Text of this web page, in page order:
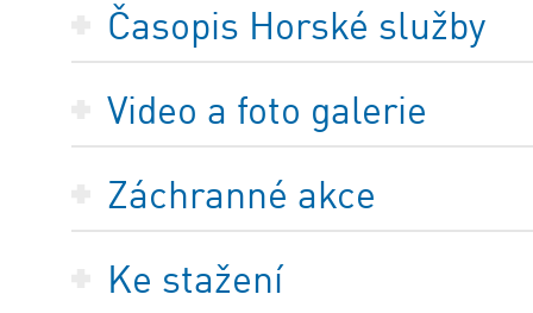
Časopis Horské služby
Video a foto galerie
Záchranné akce
Ke stažení